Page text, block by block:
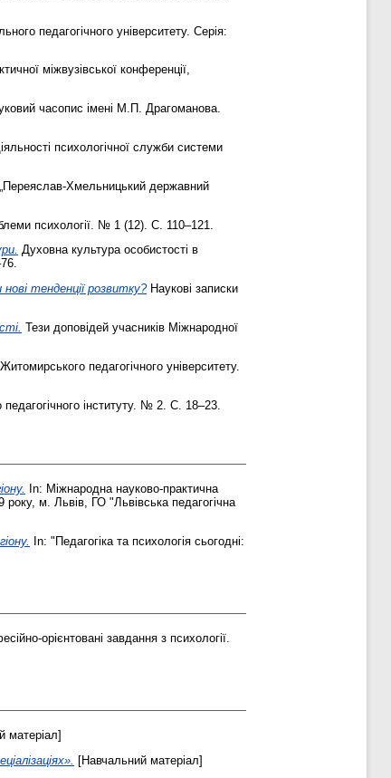
педагогічного університету. Серія:
міжвузівської конференції,
часопис імені М.П. Драгоманова.
психологічної служби системи
Хмельницький державний
психології. № 1 (12). С. 110–121.
Духовна культура особистості в
тенденції розвитку?Наукові записки
Тези доповідей учасників Міжнародної
педагогічного університету.
інституту. № 2. С. 18–23.
In: Міжнародна науково-практична
року, м. Львів, ГО "Львівська педагогічна
In: "Педагогіка та психологія сьогодні:
орієнтовані завдання з психології.
матеріал]
[Навчальний матеріал]